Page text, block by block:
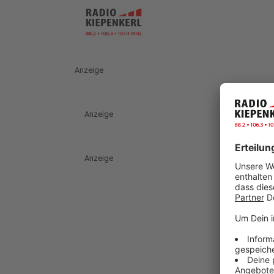
Anzeige
Anzeige
Anzeige